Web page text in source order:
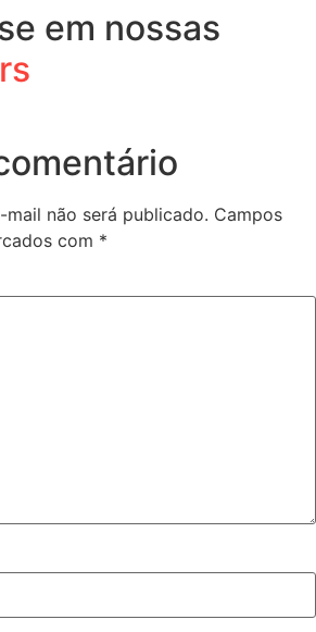
em nossas
mail não será publicado. Campos
com *